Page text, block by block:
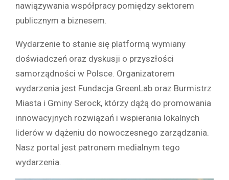
nawiązywania współpracy pomiędzy sektorem
publicznym a biznesem.
Wydarzenie to stanie się platformą wymiany
doświadczeń oraz dyskusji o przyszłości
samorządności w Polsce. Organizatorem
wydarzenia jest Fundacja GreenLab oraz Burmistrz
Miasta i Gminy Serock, którzy dążą do promowania
innowacyjnych rozwiązań i wspierania lokalnych
liderów w dążeniu do nowoczesnego zarządzania.
Nasz portal jest patronem medialnym tego
wydarzenia.